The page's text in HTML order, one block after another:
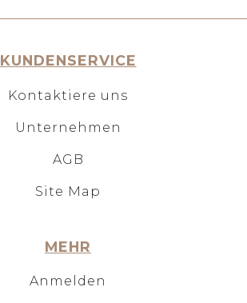
KUNDENSERVICE
Kontaktiere uns
Unternehmen
AGB
Site Map
MEHR
Anmelden